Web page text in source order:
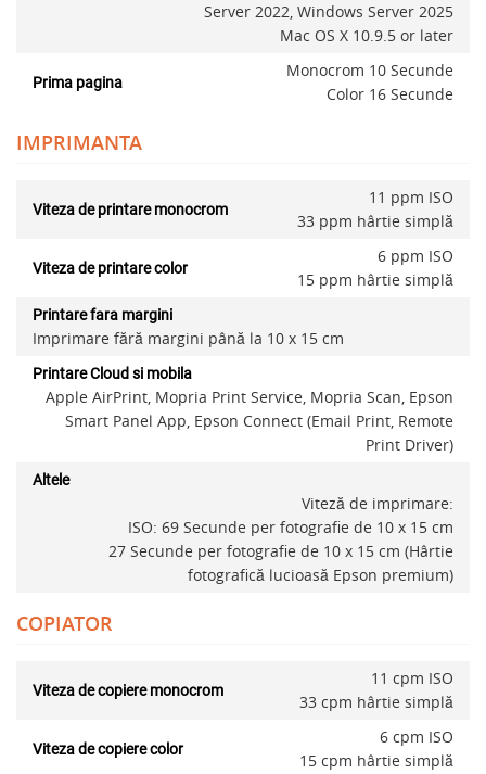
Server 2022, Windows Server 2025
Mac OS X 10.9.5 or later
Prima pagina
Monocrom 10 Secunde
Color 16 Secunde
IMPRIMANTA
Viteza de printare monocrom
11 ppm ISO
33 ppm hârtie simplă
Viteza de printare color
6 ppm ISO
15 ppm hârtie simplă
Printare fara margini
Imprimare fără margini până la 10 x 15 cm
Printare Cloud si mobila
Apple AirPrint, Mopria Print Service, Mopria Scan, Epson
Smart Panel App, Epson Connect (Email Print, Remote
Print Driver)
Altele
Viteză de imprimare:
ISO: 69 Secunde per fotografie de 10 x 15 cm
27 Secunde per fotografie de 10 x 15 cm (Hârtie
fotografică lucioasă Epson premium)
COPIATOR
Viteza de copiere monocrom
11 cpm ISO
33 cpm hârtie simplă
Viteza de copiere color
6 cpm ISO
15 cpm hârtie simplă